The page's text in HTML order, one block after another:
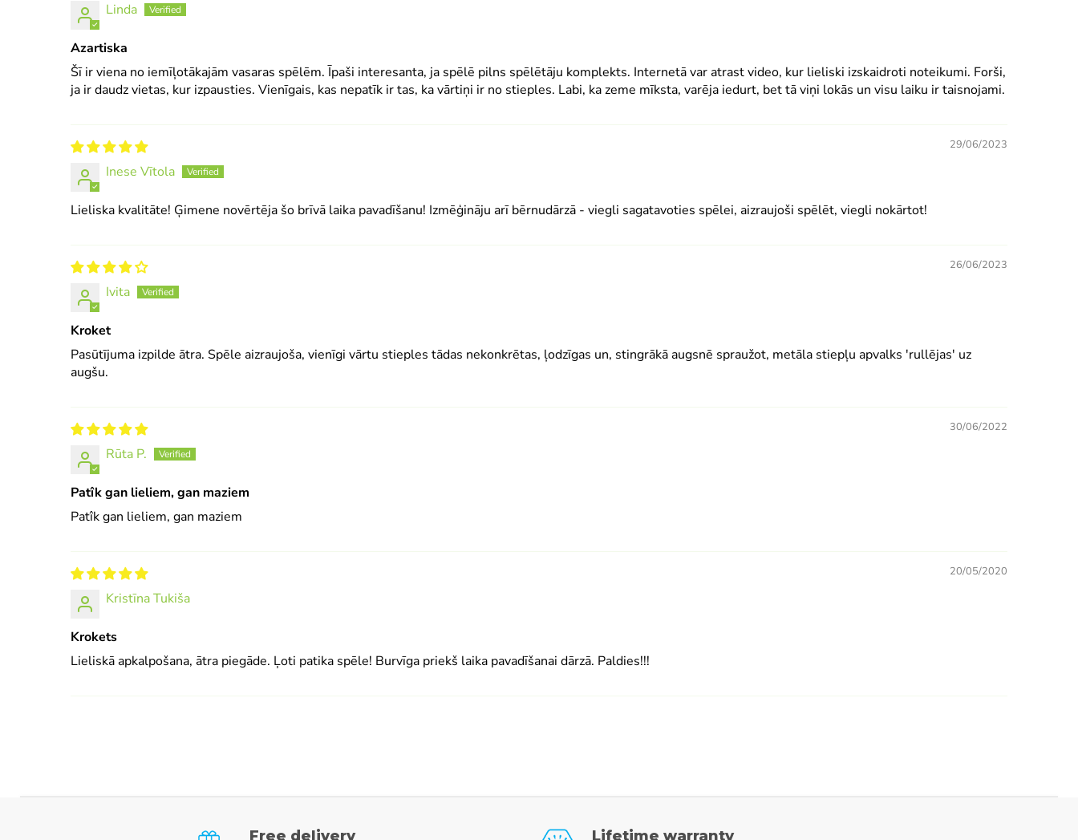
Linda
Azartiska
Šī ir viena no iemīļotākajām vasaras spēlēm. Īpaši interesanta, ja spēlē pilns spēlētāju komplekts. Internetā var atrast video, kur lieliski izskaidroti noteikumi. Forši,
ja ir daudz vietas, kur izpausties. Vienīgais, kas nepatīk ir tas, ka vārtiņi ir no stieples. Labi, ka zeme mīksta, varēja iedurt, bet tā viņi lokās un visu laiku ir taisnojami.
29/06/2023
Inese Vītola
Lieliska kvalitāte! Ģimene novērtēja šo brīvā laika pavadīšanu! Izmēģināju arī bērnudārzā - viegli sagatavoties spēlei, aizraujoši spēlēt, viegli nokārtot!
26/06/2023
Ivita
Kroket
Pasūtījuma izpilde ātra. Spēle aizraujoša, vienīgi vārtu stieples tādas nekonkrētas, ļodzīgas un, stingrākā augsnē spraužot, metāla stiepļu apvalks 'rullējas' uz
augšu.
30/06/2022
Rūta P.
Patîk gan lieliem, gan maziem
Patîk gan lieliem, gan maziem
20/05/2020
Kristīna Tukiša
Krokets
Lieliskā apkalpošana, ātra piegāde. Ļoti patika spēle! Burvīga priekš laika pavadīšanai dārzā. Paldies!!!
Free delivery
Lifetime warranty